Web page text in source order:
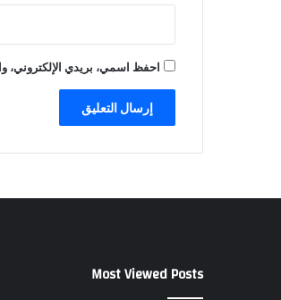
احفظ اسمي، بريدي الإلكتروني،
Most Viewed Posts